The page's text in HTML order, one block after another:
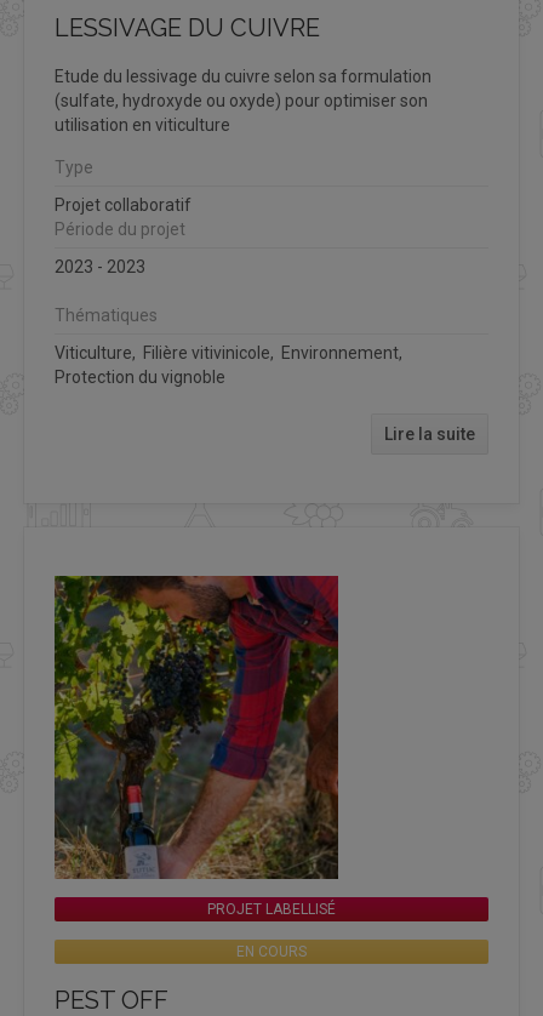
LESSIVAGE DU CUIVRE
Etude du lessivage du cuivre selon sa formulation
(sulfate, hydroxyde ou oxyde) pour optimiser son
utilisation en viticulture
Type
Projet collaboratif
Période du projet
2023 - 2023
Thématiques
Viticulture, Filière vitivinicole, Environnement,
Protection du vignoble
Lire la suite
PROJET LABELLISÉ
EN COURS
PEST OFF